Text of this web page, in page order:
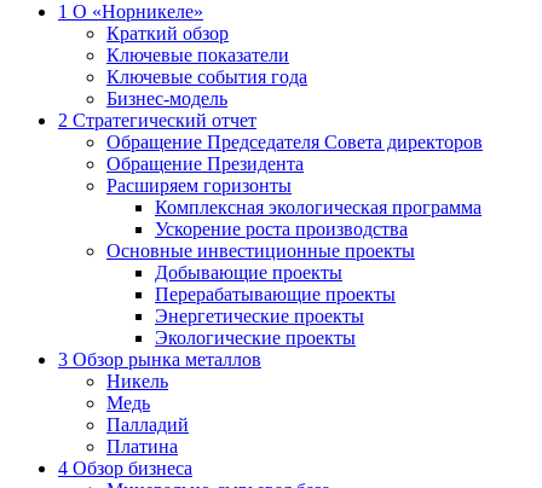
1 О «Норникеле»
Краткий обзор
Ключевые показатели
Ключевые события года
Бизнес-модель
2 Стратегический отчет
Обращение Председателя Совета директоров
Обращение Президента
Расширяем горизонты
Комплексная экологическая программа
Ускорение роста производства
Основные инвестиционные проекты
Добывающие проекты
Перерабатывающие проекты
Энергетические проекты
Экологические проекты
3 Обзор рынка металлов
Никель
Медь
Палладий
Платина
4 Обзор бизнеса